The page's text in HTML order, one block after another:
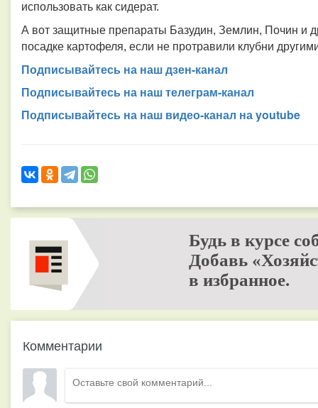
использовать как сидерат.
А вот защитные препараты Базудин, Землин, Почин и
посадке картофеля, если не протравили клубни
Подписывайтесь на наш дзен-канал
Подписывайтесь на наш телеграм-канал
Подписывайтесь на наш видео-канал на youtube
Будь в курсе
Добавь
в избранное.
Комментарии